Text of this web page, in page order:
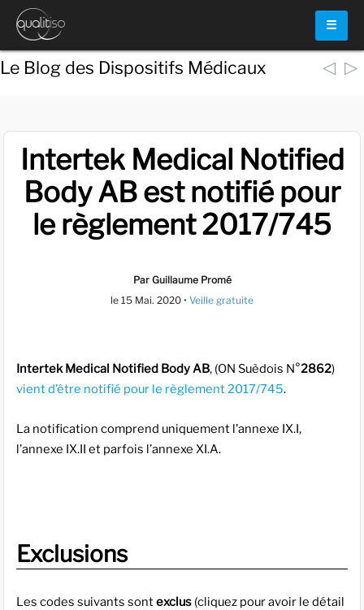
☰
Le Blog des Dispositifs Médicaux ◁ ▷
Intertek Medical Notified
Body AB est notifié pour
le règlement 2017/745
Par Guillaume Promé
le 15 Mai. 2020 • Veille gratuite
Intertek Medical Notified Body AB, (ON Suèdois N°2862)
vient d’être notifié pour le règlement 2017/745.
La notification comprend uniquement l’annexe IX.I,
l’annexe IX.II et parfois l’annexe XI.A.
Exclusions
Les codes suivants sontexclus(cliquez pour avoir le détail